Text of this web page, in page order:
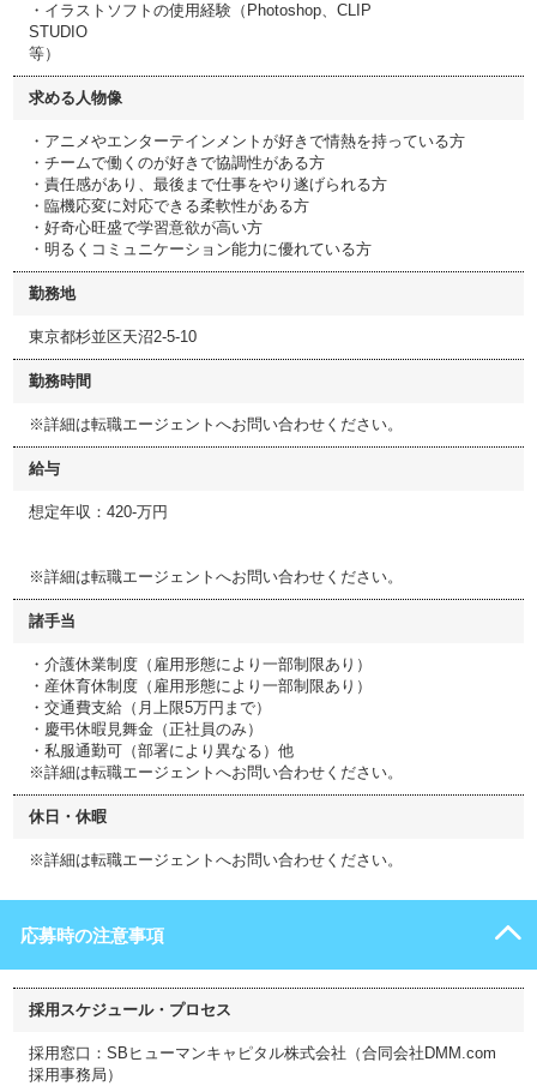
・イラストソフトの使用経験（Photoshop、CLIP
STUDIO
等）
求める人物像
・アニメやエンターテインメントが好きで情熱を持っている方
・チームで働くのが好きで協調性がある方
・責任感があり、最後まで仕事をやり遂げられる方
・臨機応変に対応できる柔軟性がある方
・好奇心旺盛で学習意欲が高い方
・明るくコミュニケーション能力に優れている方
勤務地
東京都杉並区天沼2-5-10
勤務時間
※詳細は転職エージェントへお問い合わせください。
給与
想定年収：420-万円
※詳細は転職エージェントへお問い合わせください。
諸手当
・介護休業制度（雇用形態により一部制限あり）
・産休育休制度（雇用形態により一部制限あり）
・交通費支給（月上限5万円まで）
・慶弔休暇見舞金（正社員のみ）
・私服通勤可（部署により異なる）他
※詳細は転職エージェントへお問い合わせください。
休日・休暇
※詳細は転職エージェントへお問い合わせください。
応募時の注意事項
採用スケジュール・プロセス
採用窓口：SBヒューマンキャピタル株式会社（合同会社DMM.com
採用事務局）